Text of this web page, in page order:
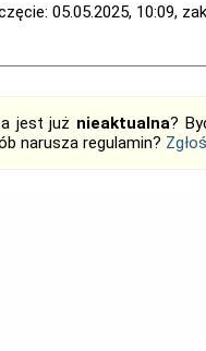
05.05.2025, 10:09,
jest już nieaktualna?
narusza regulamin? Zgłoś